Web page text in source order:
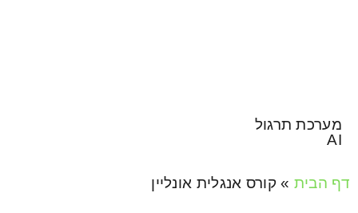
מערכת תרגול
AI
דף הבית »קורס אנגלית אונליין